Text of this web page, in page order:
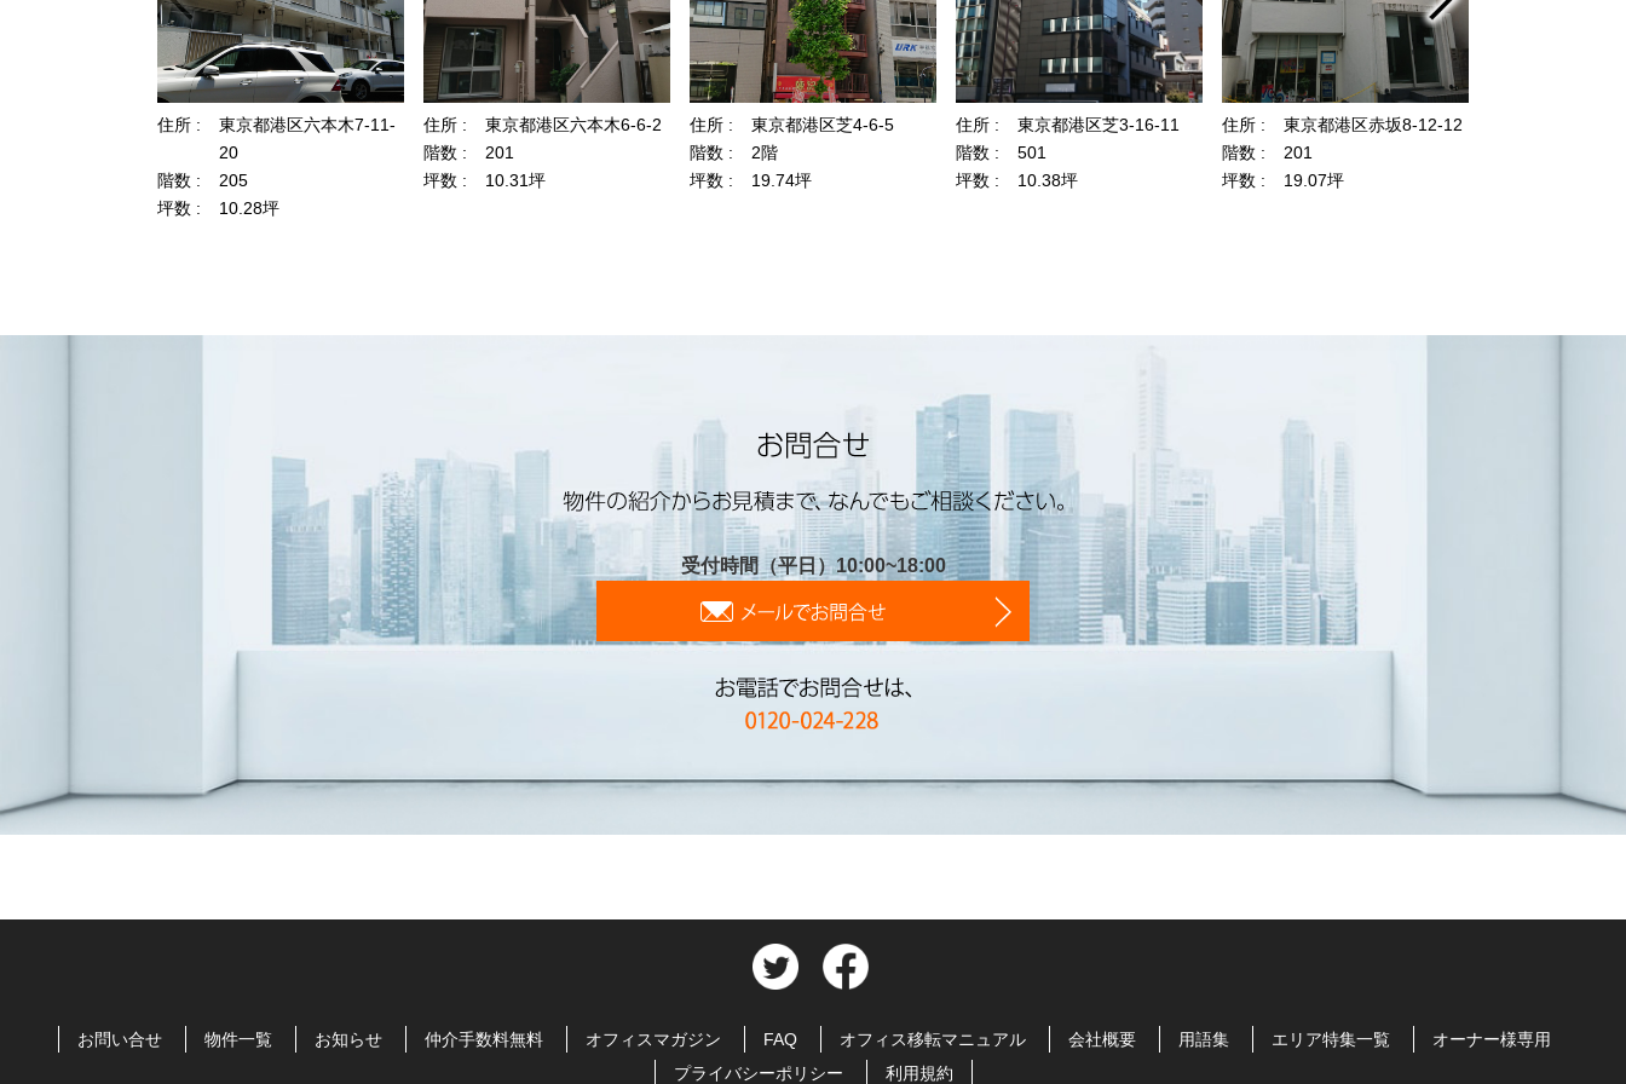
受付時間（平日）10:00~18:00
お問い合せ 物件一覧 お知らせ 仲介手数料無料 オフィスマガジン FAQ オフィス移転マニュアル 会社概要 用語集 エリア特集一覧
オーナー様専用
プライバシーポリシー
利用規約